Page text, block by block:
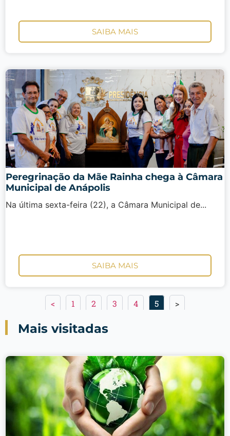
SAIBA MAIS
Peregrinação da Mãe Rainha chega à Câmara
Municipal de Anápolis
Na última sexta-feira (22), a Câmara Municipal de...
SAIBA MAIS
< 1 2 3 4 5 >
Mais visitadas